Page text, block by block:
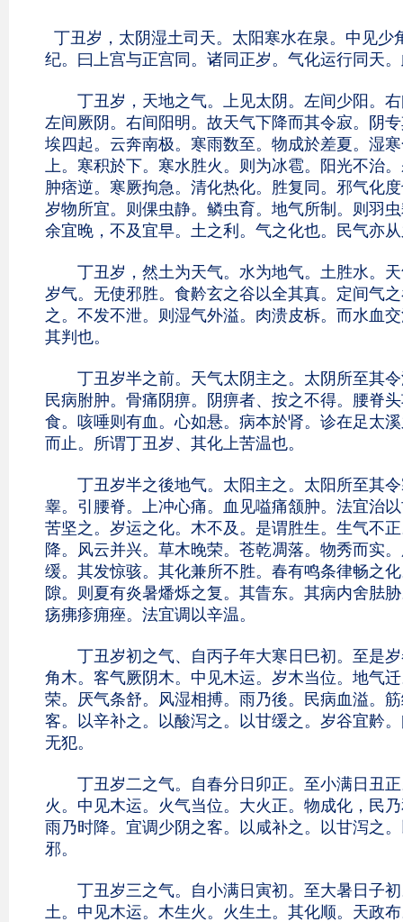
丁丑岁，太阴湿土司天。太阳寒水在泉。中见
纪。曰上宫与正宫同。诸同正岁。气化运行同天
丁丑岁，天地之气。上见太阴。左间少阳。右
左间厥阴。右间阳明。故天气下降而其令寂。阴
埃四起。云奔南极。寒雨数至。物成於差夏。湿
上。寒积於下。寒水胜火。则为冰雹。阳光不治
肿痞逆。寒厥拘急。清化热化。胜复同。邪气化
岁物所宜。则倮虫静。鳞虫育。地气所制。则羽
余宜晚，不及宜早。土之利。气之化也。民气亦
丁丑岁，然土为天气。水为地气。土胜水。天
岁气。无使邪胜。食黅玄之谷以全其真。定间气
之。不发不泄。则湿气外溢。肉溃皮柝。而水血
其判也。
丁丑岁半之前。天气太阴主之。太阴所至其令
民病胕肿。骨痛阴痹。阴痹者、按之不得。腰脊
食。咳唾则有血。心如悬。病本於肾。诊在足太
而止。所谓丁丑岁、其化上苦温也。
丁丑岁半之後地气。太阳主之。太阳所至其令
睾。引腰脊。上冲心痛。血见嗌痛颔肿。法宜治
苦坚之。岁运之化。木不及。是谓胜生。生气不
降。风云并兴。草木晚荣。苍乾凋落。物秀而实
缓。其发惊骇。其化兼所不胜。春有鸣条律畅之
隙。则夏有炎暑燔烁之复。其眚东。其病内舍胠
疡疿疹痈痤。法宜调以辛温。
丁丑岁初之气、自丙子年大寒日巳初。至是岁
角木。客气厥阴木。中见木运。岁木当位。地气
荣。厌气条舒。风湿相搏。雨乃後。民病血溢。
客。以辛补之。以酸泻之。以甘缓之。岁谷宜黅
无犯。
丁丑岁二之气。自春分日卯正。至小满日丑正
火。中见木运。火气当位。大火正。物成化，民
雨乃时降。宜调少阴之客。以咸补之。以甘泻之
邪。
丁丑岁三之气。自小满日寅初。至大暑日子初
土。中见木运。木生火。火生土。其化顺。天政